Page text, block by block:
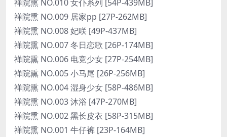
禅院熏 NO.010 女仆系列 [54P-439MB]
禅院熏 NO.009 居家pp [27P-262MB]
禅院熏 NO.008 妃咲 [49P-437MB]
禅院熏 NO.007 冬日恋歌 [26P-174MB]
禅院熏 NO.006 电竞少女 [27P-254MB]
禅院熏 NO.005 小马尾 [26P-256MB]
禅院熏 NO.004 湿身少女 [58P-486MB]
禅院熏 NO.003 沐浴 [47P-270MB]
禅院熏 NO.002 黑长皮衣 [58P-315MB]
禅院熏 NO.001 牛仔裤 [23P-164MB]